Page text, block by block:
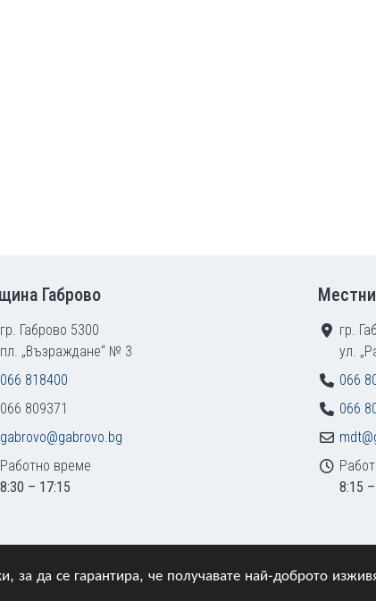
за да се гарантира, че получавате най-доброто
Габрово
гр. Габрово 5300
пл. „Възраждане“ № 3
066 818400
066 809371
gabrovo@gabrovo.bg
Работно време
8:30 – 17:15
гр.
ул.
066
066
8:15
Габрово. Всички права запазени.